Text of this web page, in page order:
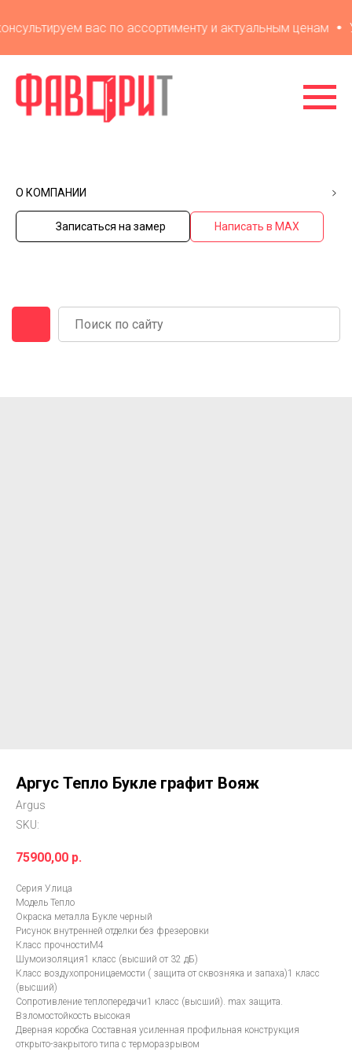
вас по ассортименту и актуальным ценам
О КОМПАНИИ
Записаться на замер Написать в MAX
Аргус Тепло Букле графит Вояж
Argus
SKU:
75900,00 р.
Серия Улица
Модель Тепло
Окраска металла Букле черный
Рисунок внутренней отделки без фрезеровки
Класс прочностиМ4
Шумоизоляция1 класс (высший от 32 дБ)
Класс воздухопроницаемости ( защита от сквозняка и запаха)1 класс
(высший)
Сопротивление теплопередачи1 класс (высший). max защита.
Взломостойкость высокая
Дверная коробка Составная усиленная профильная конструкция
открыто-закрытого типа с терморазрывом